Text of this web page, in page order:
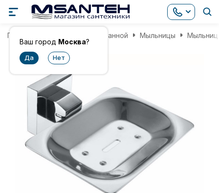
Ваш город Москва?
Главная Аксессуары для ванной Мыльницы